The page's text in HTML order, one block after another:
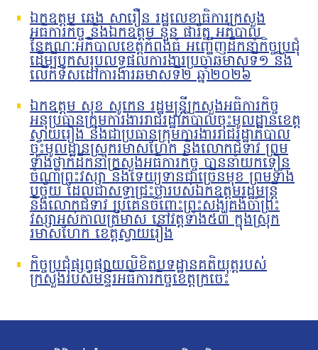
ឯកឧត្តម ឆេង សារឿន រដ្ឋលេខាធិការក្រសួង
អធិការកិច្ច និងឯកឧត្តម នួន ផារ័ត្ន អភិបាល
នៃគណៈអភិបាលខេត្តកំពង់ធំ អញ្ជើញដឹកនាំកិច្ចប្រជុំ
ដើម្បីបូកសរុបលទ្ធផលការងារប្រចាំឆមាសទី១ និង
លើកទិសដៅការងារឆមាសទី២ ឆ្នាំ២០២៦
ឯកឧត្តម សុខ សូកេន រដ្ឋមន្រ្តីក្រសួងអធិការកិច្ច
អនុប្រធានក្រុមការងាររាជរដ្ឋាភិបាលចុះមូលដ្ឋានខេត្ត
ស្វាយរៀង និងជាប្រធានក្រុមការងាររាជរដ្ឋាភិបាល
ចុះមូលដ្ឋានស្រុករមាសហែក និងលោកជំទាវ ព្រម
ទាំងថ្នាក់ដឹកនាំក្រសួងអធិការកិច្ច បាននាំយកទៀន
ចំណាំព្រះវស្សា និងទេយ្យទានជាច្រើនមុខ ព្រមទាំង
បច្ច័យ ដែលជាសទ្ធាជ្រះថ្លារបស់ឯកឧត្តមរដ្ឋមន្រ្តី
និងលោកជំទាវ ប្រគេនចំពោះព្រះសង្ឃគង់ចាំព្រះ
វស្សាអស់កាលត្រីមាស នៅវត្តទាំង៥៣ ក្នុងស្រុក
រមាសហែក ខេត្តស្វាយរៀង
កិច្ចប្រជុំផ្សព្វផ្សាយលិខិតបទដ្ឋានគតិយុត្តរបស់
ក្រសួងរបស់មន្ទីរអធិការកិច្ចខេត្តក្រចេះ